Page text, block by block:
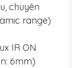
chuyên
range)
IR ON
6mm)